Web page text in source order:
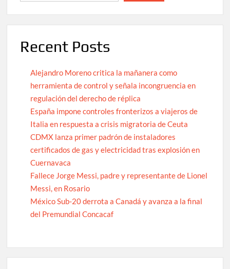
Recent Posts
Alejandro Moreno critica la mañanera como
herramienta de control y señala incongruencia en
regulación del derecho de réplica
España impone controles fronterizos a viajeros de
Italia en respuesta a crisis migratoria de Ceuta
CDMX lanza primer padrón de instaladores
certificados de gas y electricidad tras explosión en
Cuernavaca
Fallece Jorge Messi, padre y representante de Lionel
Messi, en Rosario
México Sub-20 derrota a Canadá y avanza a la final
del Premundial Concacaf